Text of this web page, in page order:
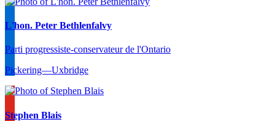
L'hon. Peter Bethlenfalvy
Parti progressiste-conservateur de l'Ontario
Pickering—Uxbridge
Stephen Blais